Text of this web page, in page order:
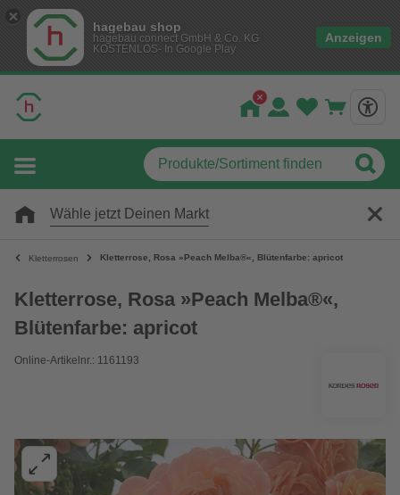
hagebau shop
hagebau connect GmbH & Co. KG
KOSTENLOS- In Google Play
Anzeigen
Wähle jetzt Deinen Markt
Kletterrosen Kletterrose, Rosa »Peach Melba®«, Blütenfarbe: apricot
Kletterrose, Rosa »Peach Melba®«,
Blütenfarbe: apricot
Online-Artikelnr.: 1161193